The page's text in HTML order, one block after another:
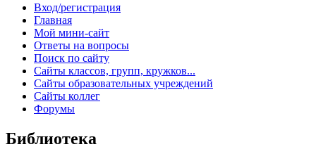
Вход/регистрация
Главная
Мой мини-сайт
Ответы на вопросы
Поиск по сайту
Сайты классов, групп, кружков...
Сайты образовательных учреждений
Сайты коллег
Форумы
Библиотека